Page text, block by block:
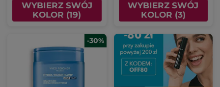
WYBIERZ SWÓJ
KOLOR (19)
WYBIERZ SWÓJ
KOLOR (3)
-30%